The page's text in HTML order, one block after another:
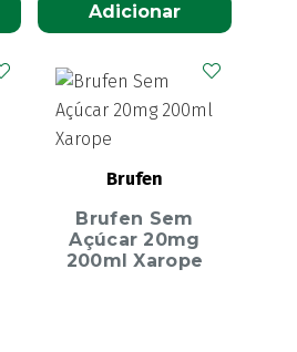
Adicionar
Brufen
Brufen Sem
Açúcar 20mg
200ml Xarope